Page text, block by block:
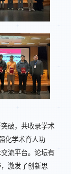
破，共收录学术
化学术育人功
流平台。论坛有
激发了创新思